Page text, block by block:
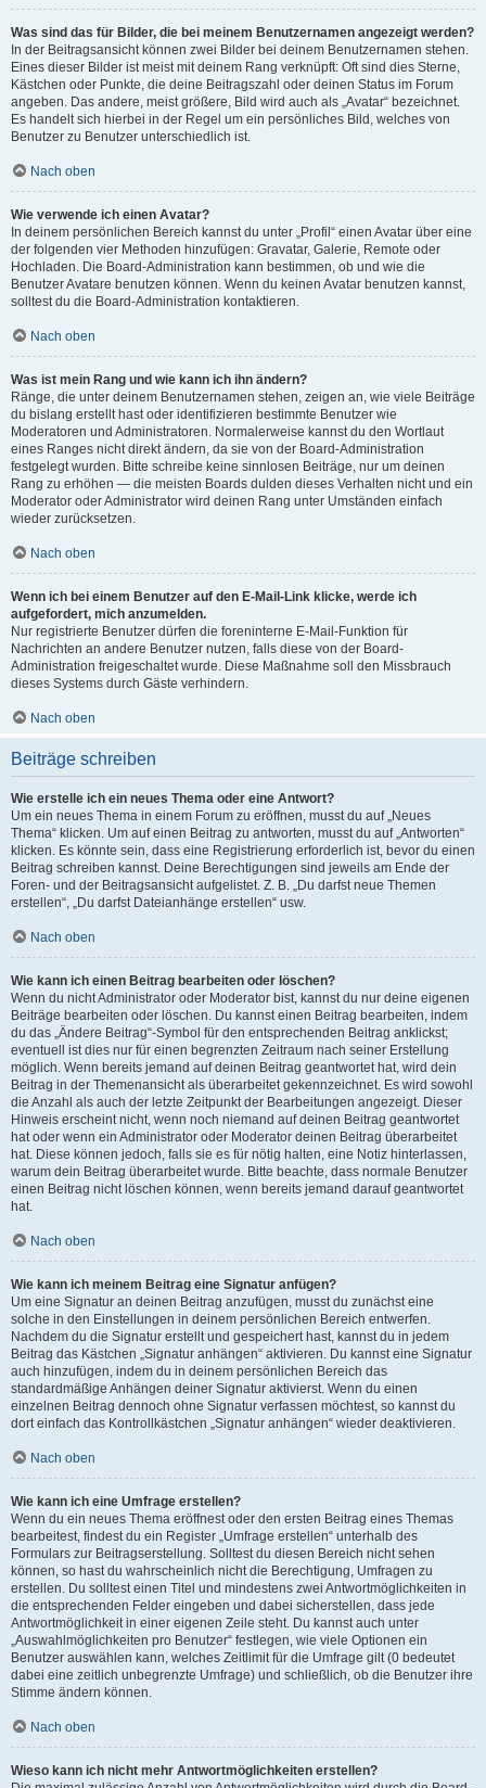
Was sind das für Bilder, die bei meinem Benutzernamen angezeigt werden?
In der Beitragsansicht können zwei Bilder bei deinem Benutzernamen stehen.
Eines dieser Bilder ist meist mit deinem Rang verknüpft: Oft sind dies Sterne,
Kästchen oder Punkte, die deine Beitragszahl oder deinen Status im Forum
angeben. Das andere, meist größere, Bild wird auch als „Avatar“ bezeichnet.
Es handelt sich hierbei in der Regel um ein persönliches Bild, welches von
Benutzer zu Benutzer unterschiedlich ist.
Nach oben
Wie verwende ich einen Avatar?
In deinem persönlichen Bereich kannst du unter „Profil“ einen Avatar über eine
der folgenden vier Methoden hinzufügen: Gravatar, Galerie, Remote oder
Hochladen. Die Board-Administration kann bestimmen, ob und wie die
Benutzer Avatare benutzen können. Wenn du keinen Avatar benutzen kannst,
solltest du die Board-Administration kontaktieren.
Nach oben
Was ist mein Rang und wie kann ich ihn ändern?
Ränge, die unter deinem Benutzernamen stehen, zeigen an, wie viele Beiträge
du bislang erstellt hast oder identifizieren bestimmte Benutzer wie
Moderatoren und Administratoren. Normalerweise kannst du den Wortlaut
eines Ranges nicht direkt ändern, da sie von der Board-Administration
festgelegt wurden. Bitte schreibe keine sinnlosen Beiträge, nur um deinen
Rang zu erhöhen — die meisten Boards dulden dieses Verhalten nicht und ein
Moderator oder Administrator wird deinen Rang unter Umständen einfach
wieder zurücksetzen.
Nach oben
Wenn ich bei einem Benutzer auf den E-Mail-Link klicke, werde ich
aufgefordert, mich anzumelden.
Nur registrierte Benutzer dürfen die foreninterne E-Mail-Funktion für
Nachrichten an andere Benutzer nutzen, falls diese von der Board-
Administration freigeschaltet wurde. Diese Maßnahme soll den Missbrauch
dieses Systems durch Gäste verhindern.
Nach oben
Beiträge schreiben
Wie erstelle ich ein neues Thema oder eine Antwort?
Um ein neues Thema in einem Forum zu eröffnen, musst du auf „Neues
Thema“ klicken. Um auf einen Beitrag zu antworten, musst du auf „Antworten“
klicken. Es könnte sein, dass eine Registrierung erforderlich ist, bevor du einen
Beitrag schreiben kannst. Deine Berechtigungen sind jeweils am Ende der
Foren- und der Beitragsansicht aufgelistet. Z. B. „Du darfst neue Themen
erstellen“, „Du darfst Dateianhänge erstellen“ usw.
Nach oben
Wie kann ich einen Beitrag bearbeiten oder löschen?
Wenn du nicht Administrator oder Moderator bist, kannst du nur deine eigenen
Beiträge bearbeiten oder löschen. Du kannst einen Beitrag bearbeiten, indem
du das „Ändere Beitrag“-Symbol für den entsprechenden Beitrag anklickst;
eventuell ist dies nur für einen begrenzten Zeitraum nach seiner Erstellung
möglich. Wenn bereits jemand auf deinen Beitrag geantwortet hat, wird dein
Beitrag in der Themenansicht als überarbeitet gekennzeichnet. Es wird sowohl
die Anzahl als auch der letzte Zeitpunkt der Bearbeitungen angezeigt. Dieser
Hinweis erscheint nicht, wenn noch niemand auf deinen Beitrag geantwortet
hat oder wenn ein Administrator oder Moderator deinen Beitrag überarbeitet
hat. Diese können jedoch, falls sie es für nötig halten, eine Notiz hinterlassen,
warum dein Beitrag überarbeitet wurde. Bitte beachte, dass normale Benutzer
einen Beitrag nicht löschen können, wenn bereits jemand darauf geantwortet
hat.
Nach oben
Wie kann ich meinem Beitrag eine Signatur anfügen?
Um eine Signatur an deinen Beitrag anzufügen, musst du zunächst eine
solche in den Einstellungen in deinem persönlichen Bereich entwerfen.
Nachdem du die Signatur erstellt und gespeichert hast, kannst du in jedem
Beitrag das Kästchen „Signatur anhängen“ aktivieren. Du kannst eine Signatur
auch hinzufügen, indem du in deinem persönlichen Bereich das
standardmäßige Anhängen deiner Signatur aktivierst. Wenn du einen
einzelnen Beitrag dennoch ohne Signatur verfassen möchtest, so kannst du
dort einfach das Kontrollkästchen „Signatur anhängen“ wieder deaktivieren.
Nach oben
Wie kann ich eine Umfrage erstellen?
Wenn du ein neues Thema eröffnest oder den ersten Beitrag eines Themas
bearbeitest, findest du ein Register „Umfrage erstellen“ unterhalb des
Formulars zur Beitragserstellung. Solltest du diesen Bereich nicht sehen
können, so hast du wahrscheinlich nicht die Berechtigung, Umfragen zu
erstellen. Du solltest einen Titel und mindestens zwei Antwortmöglichkeiten in
die entsprechenden Felder eingeben und dabei sicherstellen, dass jede
Antwortmöglichkeit in einer eigenen Zeile steht. Du kannst auch unter
„Auswahlmöglichkeiten pro Benutzer“ festlegen, wie viele Optionen ein
Benutzer auswählen kann, welches Zeitlimit für die Umfrage gilt (0 bedeutet
dabei eine zeitlich unbegrenzte Umfrage) und schließlich, ob die Benutzer ihre
Stimme ändern können.
Nach oben
Wieso kann ich nicht mehr Antwortmöglichkeiten erstellen?